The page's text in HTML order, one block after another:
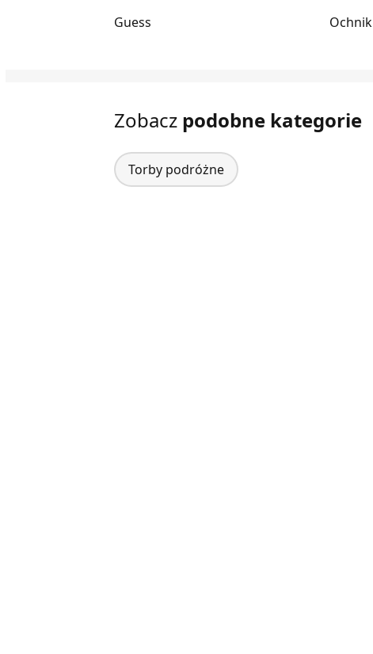
Guess
Ochnik
Zobacz podobne kategorie
Torby podróżne